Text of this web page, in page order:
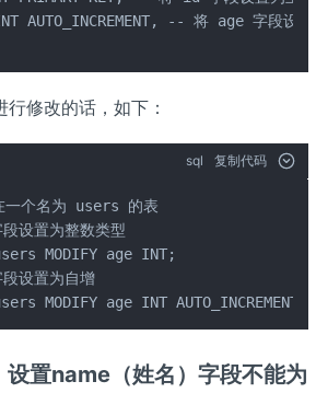
修改的话，如下：
sql 复制代码
一个名为 users 的表
设置为整数类型
MODIFY age INT;
设置为自增
MODIFY age INT AUTO_INCREMENT;`
置name（姓名）字段不能为